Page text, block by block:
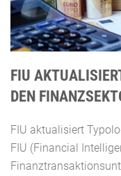
FIU
DEN
FIU aktualisiert
FIU (Financial